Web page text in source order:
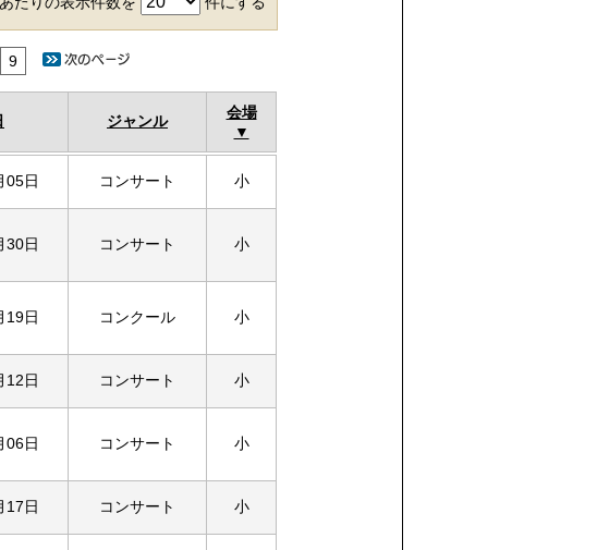
9
ジャンル 会場
05日 コンサート 小
30日 コンサート 小
19日 コンクール 小
12日 コンサート 小
06日 コンサート 小
17日 コンサート 小